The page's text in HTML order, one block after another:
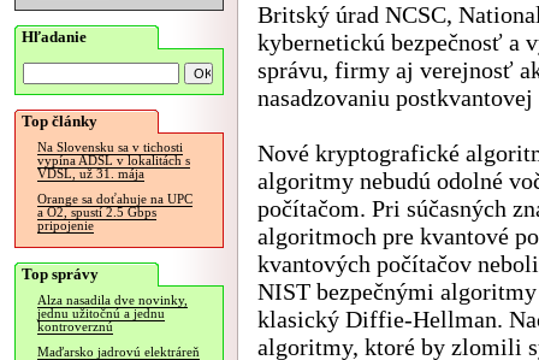
Hľadanie
Top články
Na Slovensku sa v tichosti
vypína ADSL v lokalitách s
VDSL, už 31. mája
Orange sa doťahuje na UPC
a O2, spustí 2.5 Gbps
pripojenie
Top správy
Alza nasadila dve novinky,
jednu užitočnú a jednu
kontroverznú
Maďarsko jadrovú elektráreň
Britský úrad NCSC,
kybernetickú bezpečnosť a
správu, firmy aj verejnosť
nasadzovaniu
Nové kryptografické
algoritmy nebudú odolné
počítačom. Pri súčasných
algoritmoch pre kvantové
kvantových počítačov
NIST bezpečnými
klasický Diffie-Hellman.
algoritmy, ktoré by zlomili